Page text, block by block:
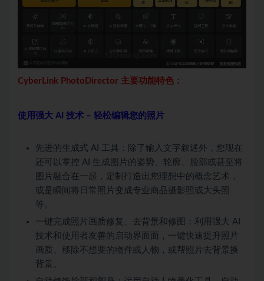
CyberLink PhotoDirector 主要功能特色：
使用强大 AI 技术 – 轻松编辑您的照片
先进的生成式 AI 工具：除了输入文字叙述外，您现在
还可以掌控 AI 生成图片的姿势、轮廓、脸部或甚至将
图片融合在一起，定制打造出您理想中的概念艺术，
或是瞬间将日常照片变成专业商品摄影照或大头照
等。
一键完成照片画质修复、去背景和修图：利用强大 AI
技术和使用者友善的启动界面面，一键快速提升照片
画质、移除不想要的物件或人物，或帮照片去背景换
背景。